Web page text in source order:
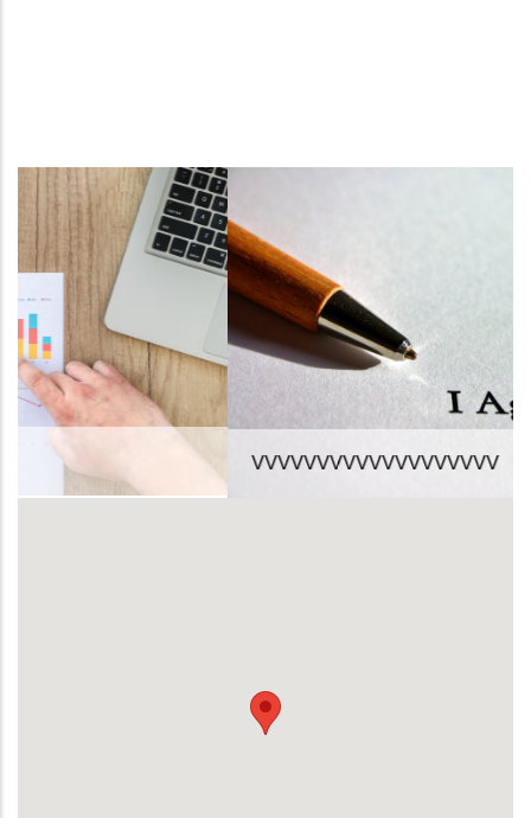
VVVVVVVVVVVVVVVVVVV